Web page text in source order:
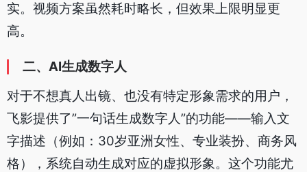
实。视频方案虽然耗时略长，但效果上限明显更
高。
二、AI生成数字人
对于不想真人出镜、也没有特定形象需求的用户，
飞影提供了”一句话生成数字人”的功能——输入文
字描述（例如：30岁亚洲女性、专业装扮、商务风
格），系统自动生成对应的虚拟形象。这个功能尤